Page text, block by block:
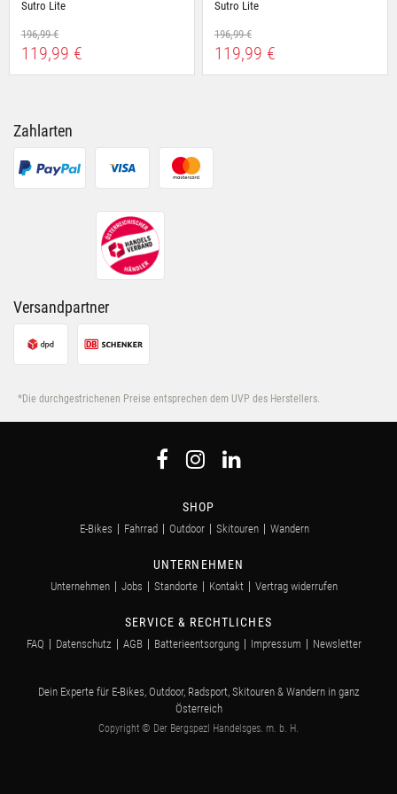
Sutro Lite
196,99 €
119,99 €
Sutro Lite
196,99 €
119,99 €
Zahlarten
Versandpartner
*Die durchgestrichenen Preise entsprechen dem UVP des Herstellers.
SHOP
E-Bikes Fahrrad Outdoor Skitouren Wandern
UNTERNEHMEN
Unternehmen Jobs Standorte Kontakt Vertrag widerrufen
SERVICE & RECHTLICHES
FAQ Datenschutz AGB Batterieentsorgung Impressum Newsletter
Dein Experte für E-Bikes, Outdoor, Radsport, Skitouren & Wandern in ganz
Österreich
Copyright © Der Bergspezl Handelsges. m. b. H.